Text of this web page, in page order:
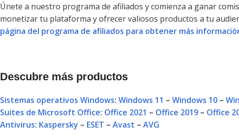
Únete a nuestro programa de afiliados y comienza a ganar
monetizar tu plataforma y ofrecer valiosos productos a tu
página del programa de afiliados para obtener más
Descubre más productos
Sistemas operativos Windows: Windows 11 – Windows 10 –
Suites de Microsoft Office: Office 2021 – Office 2019 – Office
Antivirus: Kaspersky – ESET – Avast – AVG